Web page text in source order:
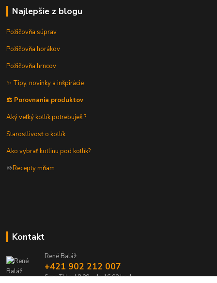
Najlepšie z blogu
Požičovňa súprav
Požičovňa horákov
Požičovňa hrncov
✨ Tipy, novinky a inšpirácie
⚖️ Porovnania produktov
Aký veľký kotlík potrebuješ ?
Starostlivosť o kotlík
Ako vybrať kotlinu pod kotlík?
🍲Recepty mňam
Kontakt
René Baláž
+421 902 212 007
Sme TU od 8:00 - do 16:00 hod